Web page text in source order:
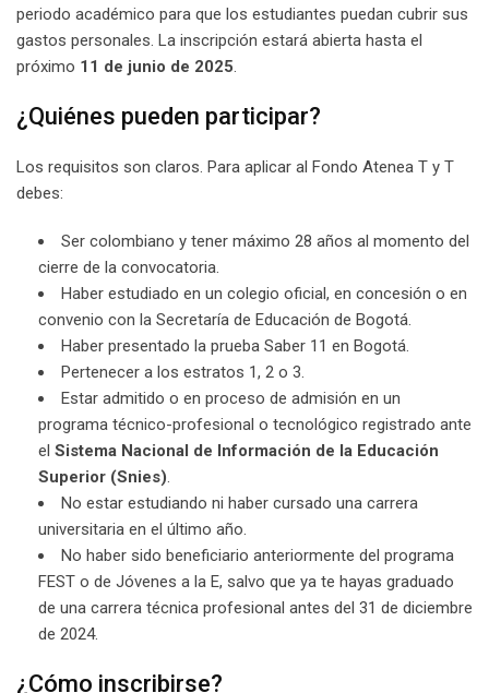
periodo académico para que los estudiantes puedan cubrir sus
gastos personales. La inscripción estará abierta hasta el
próximo 11 de junio de 2025.
¿Quiénes pueden participar?
Los requisitos son claros. Para aplicar al Fondo Atenea T y T
debes:
Ser colombiano y tener máximo 28 años al momento del
cierre de la convocatoria.
Haber estudiado en un colegio oficial, en concesión o en
convenio con la Secretaría de Educación de Bogotá.
Haber presentado la prueba Saber 11 en Bogotá.
Pertenecer a los estratos 1, 2 o 3.
Estar admitido o en proceso de admisión en un
programa técnico-profesional o tecnológico registrado ante
el Sistema Nacional de Información de la Educación
Superior (Snies).
No estar estudiando ni haber cursado una carrera
universitaria en el último año.
No haber sido beneficiario anteriormente del programa
FEST o de Jóvenes a la E, salvo que ya te hayas graduado
de una carrera técnica profesional antes del 31 de diciembre
de 2024.
¿Cómo inscribirse?